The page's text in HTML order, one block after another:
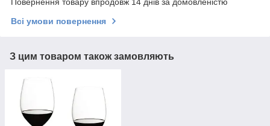
Всі умови повернення
З цим товаром також замовляють